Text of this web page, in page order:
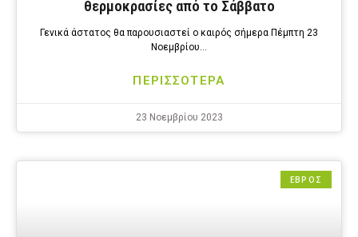
θερμοκρασίες από το Σάββατο
Γενικά άστατος θα παρουσιαστεί ο καιρός σήμερα Πέμπτη 23
Νοεμβρίου…
ΠΕΡΙΣΣΟΤΕΡΑ
23 Νοεμβρίου 2023
ΕΒΡΟΣ